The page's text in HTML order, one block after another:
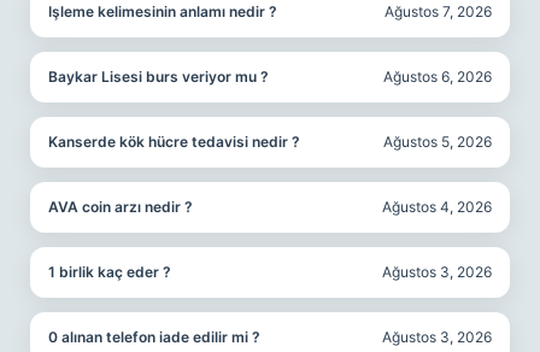
Işleme kelimesinin anlamı nedir ? Ağustos 7, 2026
Baykar Lisesi burs veriyor mu ? Ağustos 6, 2026
Kanserde kök hücre tedavisi nedir ? Ağustos 5, 2026
AVA coin arzı nedir ? Ağustos 4, 2026
1 birlik kaç eder ? Ağustos 3, 2026
0 alınan telefon iade edilir mi ? Ağustos 3, 2026